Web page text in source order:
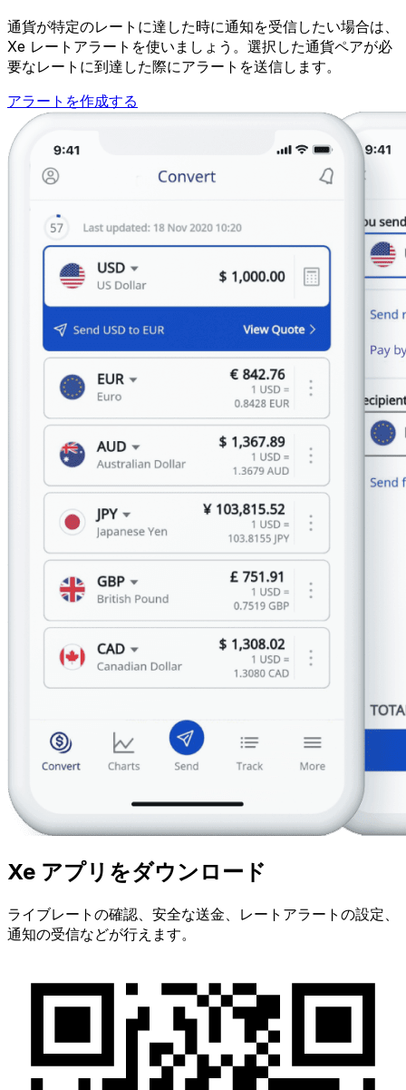
通貨が特定のレートに達した時に通知を受信したい場合は、
Xe レートアラートを使いましょう。選択した通貨ペアが必
要なレートに到達した際にアラートを送信します。
アラートを作成する
Xe アプリをダウンロード
ライブレートの確認、安全な送金、レートアラートの設定、
通知の受信などが行えます。